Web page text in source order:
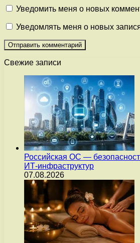
Уведомить меня о новых
Уведомлять меня о новых
Свежие записи
Российская ОС —
ИТ-инфраструктур
07.08.2026